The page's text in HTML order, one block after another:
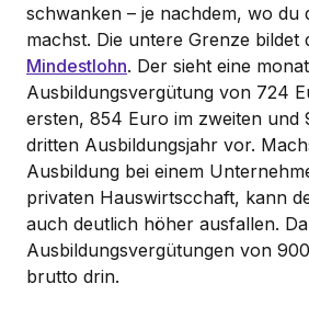
schwanken – je nachdem, wo du
machst. Die untere Grenze bildet
Mindestlohn. Der sieht eine
Ausbildungsvergütung von 724
ersten, 854 Euro im zweiten und
dritten Ausbildungsjahr vor.
Ausbildung bei einem
privaten Hauswirtscchaft, kann
auch deutlich höher ausfallen.
Ausbildungsvergütungen von
brutto drin.